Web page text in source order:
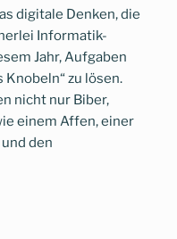
digitale Denken, die
Informatik-
Jahr, Aufgaben
Knobeln“ zu lösen.
nicht nur Biber,
einem Affen, einer
den